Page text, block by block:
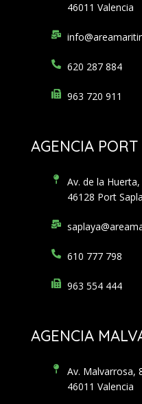
46011 Valencia
620 287 884
963 720 911
AGENCIA PORT
Av. de la Huerta,
46128 Port
610 777 798
963 554 444
AGENCIA
Av. Malvarrosa,
46011 Valencia